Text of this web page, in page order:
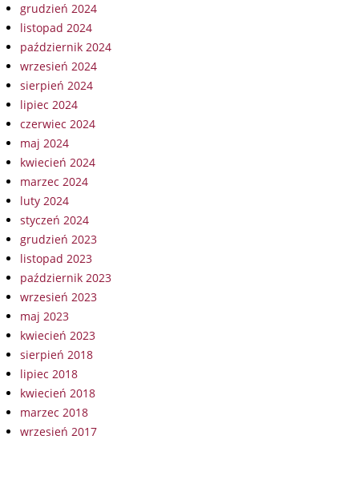
grudzień 2024
listopad 2024
październik 2024
wrzesień 2024
sierpień 2024
lipiec 2024
czerwiec 2024
maj 2024
kwiecień 2024
marzec 2024
luty 2024
styczeń 2024
grudzień 2023
listopad 2023
październik 2023
wrzesień 2023
maj 2023
kwiecień 2023
sierpień 2018
lipiec 2018
kwiecień 2018
marzec 2018
wrzesień 2017